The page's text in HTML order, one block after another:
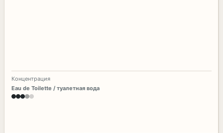
Концентрация
Eau de Toilette / туалетная вода